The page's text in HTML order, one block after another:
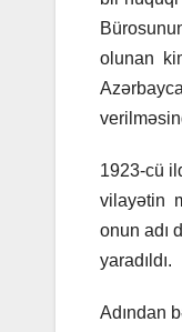
olunan
1923-cü
vilayətin
onun adı
yaradıldı.
Adından